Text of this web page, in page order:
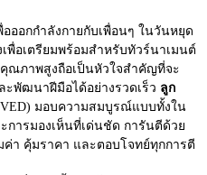
ออกกำลังกายกับเพื่อนๆ ในวันหยุด
พื่อเตรียมพร้อมสำหรับทัวร์นาเมนต์
ณภาพสูงถือเป็นหัวใจสำคัญที่จะ
พัฒนาฝีมือได้อย่างรวดเร็ว ลูก
มอบความสมบูรณ์แบบทั้งใน
ารมองเห็นที่เด่นชัด การันตีด้วย
า คุ้มราคา และตอบโจทย์ทุกการตี